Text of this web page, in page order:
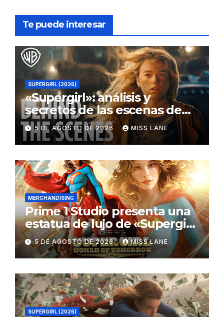
Te puede interesar
SUPERGIRL (2026)
«Supergirl»: análisis y
secretos de las escenas de
lucha
5 DE AGOSTO DE 2026 MISS LANE
MERCHANDISING
Prime 1 Studio presenta una
estatua de lujo de «Supergirl:
La Mujer del Mañana»
5 DE AGOSTO DE 2026 MISS LANE
SUPERGIRL (2026)